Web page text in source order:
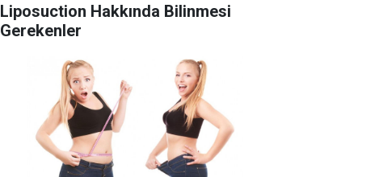
Liposuction Hakkında Bilinmesi
Gerekenler